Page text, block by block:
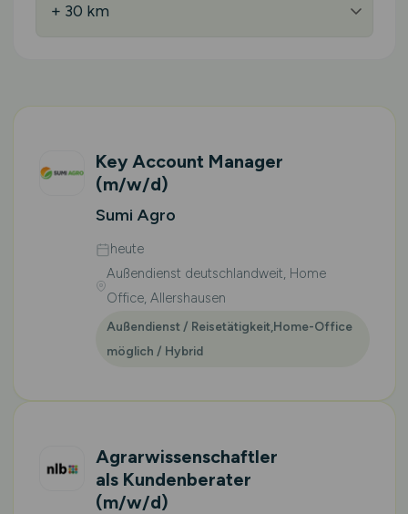
Key Account Manager
(m/w/d)
Sumi Agro
heute
Außendienst deutschlandweit, Home
Office, Allershausen
Außendienst / Reisetätigkeit,Home-Office
möglich / Hybrid
Agrarwissenschaftler
als Kundenberater
(m/w/d)